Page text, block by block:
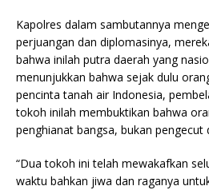
Kapolres dalam sambutannya
perjuangan dan diplomasinya,
bahwa inilah putra daerah yang
menunjukkan bahwa sejak dulu
pencinta tanah air Indonesia,
tokoh inilah membuktikan bahwa
penghianat bangsa, bukan pengecut
“Dua tokoh ini telah mewakafkan
waktu bahkan jiwa dan raganya